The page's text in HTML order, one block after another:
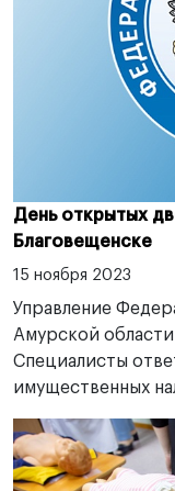
День открытых
Благовещенске
15 ноября 2023
Управление
Амурской
Специалисты
имущественных